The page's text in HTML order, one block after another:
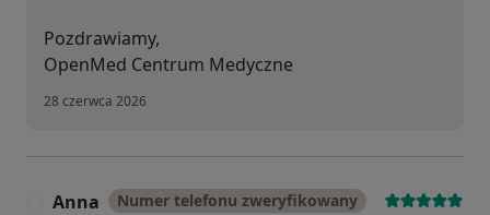
Pozdrawiamy,
OpenMed Centrum Medyczne
28 czerwca 2026
Anna Numer telefonu zweryfikowany